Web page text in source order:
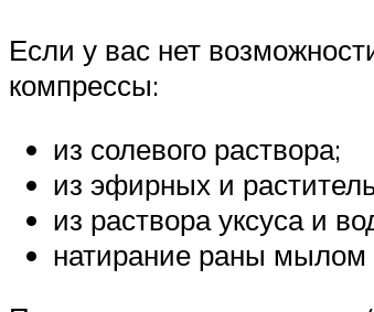
Если у вас нет
компрессы:
из солевого раствора;
из эфирных и
из раствора уксуса и
натирание раны мылом